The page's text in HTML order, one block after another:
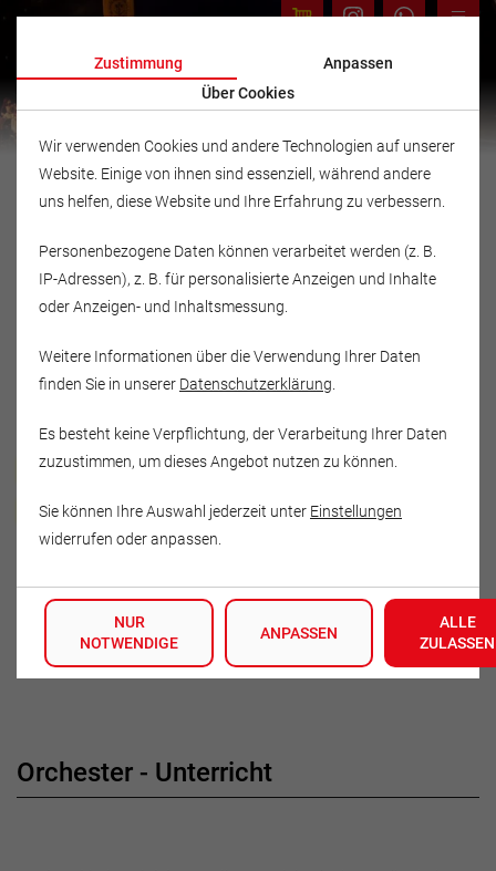
Musikschule Fröhlich
Max Rinka
15907 Lübben
Tel.: 015255473039
Orchester - Unterricht
Zustimmung
Anpassen
Über Cookies
Wir verwenden Cookies und andere Technologien auf unserer
Website. Einige von ihnen sind essenziell, während andere
uns helfen, diese Website und Ihre Erfahrung zu verbessern.
Personenbezogene Daten können verarbeitet werden (z. B.
IP-Adressen), z. B. für personalisierte Anzeigen und Inhalte
oder Anzeigen- und Inhaltsmessung.
Weitere Informationen über die Verwendung Ihrer Daten
finden Sie in unserer Datenschutzerklärung
Es besteht keine Verpflichtung, der Verarbeitung Ihrer Daten
zuzustimmen, um dieses Angebot nutzen zu können.
Sie können Ihre Auswahl jederzeit unter Einstellungen
widerrufen oder anpassen.
NUR
NOTWENDIGE
ANPASSEN
ALLE
ZULASSEN